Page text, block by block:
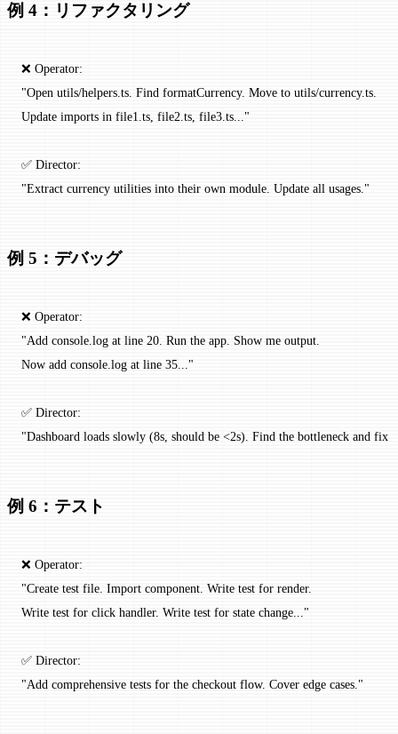
例 4：リファクタリング
❌ Operator:
"Open utils/helpers.ts. Find formatCurrency. Move to utils/currency.ts.
Update imports in file1.ts, file2.ts, file3.ts..."
✅ Director:
"Extract currency utilities into their own module. Update all usages."
例 5：デバッグ
❌ Operator:
"Add console.log at line 20. Run the app. Show me output.
Now add console.log at line 35..."
✅ Director:
"Dashboard loads slowly (8s, should be <2s). Find the bottleneck and fix
例 6：テスト
❌ Operator:
"Create test file. Import component. Write test for render.
Write test for click handler. Write test for state change..."
✅ Director:
"Add comprehensive tests for the checkout flow. Cover edge cases."